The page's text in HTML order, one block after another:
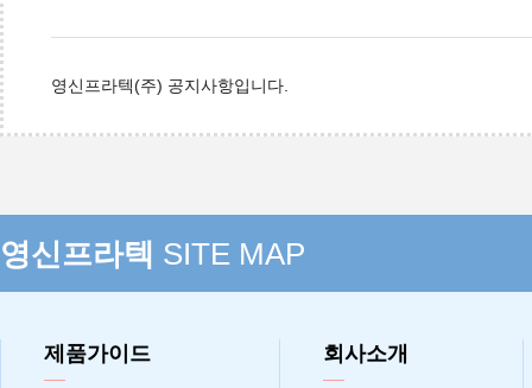
영신프라텍(주) 공지사항입니다.
영신프라텍 SITE MAP
제품가이드 회사소개